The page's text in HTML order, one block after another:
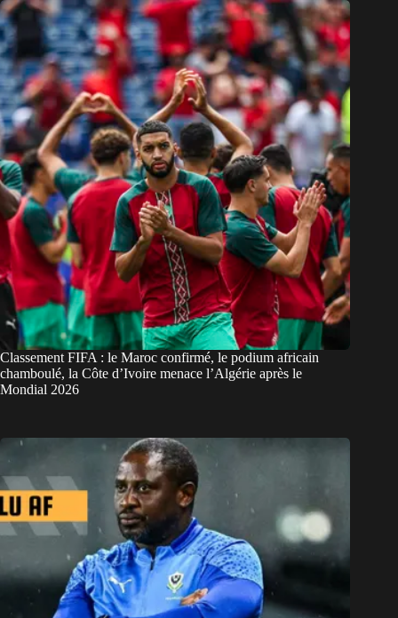
Classement FIFA : le Maroc confirmé, le podium africain
chamboulé, la Côte d’Ivoire menace l’Algérie après le
Mondial 2026